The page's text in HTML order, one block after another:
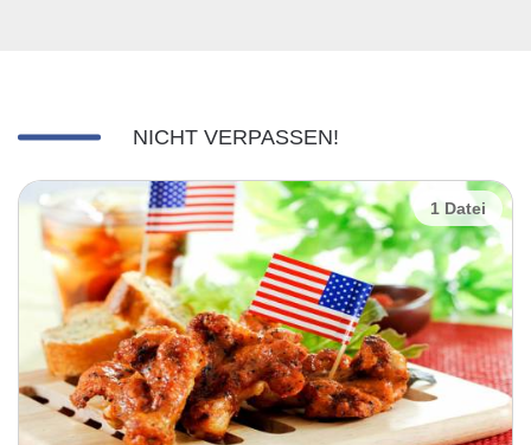
NICHT VERPASSEN!
1 Datei